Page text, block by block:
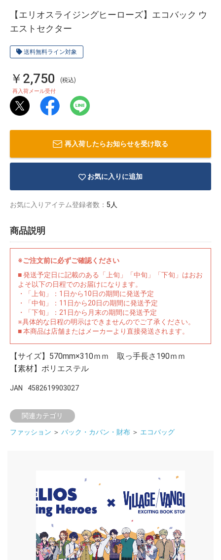
送料無料ライン対象
【エリオスライジングヒーローズ】エコバック ウ
エストセクター
￥2,750 (税込)
再入荷メール受付
再入荷したらお知らせを受け取る
お気に入りに追加
お気に入りアイテム登録者数： 5人
商品説明
※ご注文前に必ずご確認ください
■ 発送予定日に記載のある「上旬」「中旬」「下旬」はおお
よそ以下の日程でのお届けになります。
・「上旬」：1日から10日の期間に発送予定
・「中旬」：11日から20日の期間に発送予定
・「下旬」：21日から月末の期間に発送予定
※具体的な日程の明示はできませんのでご了承ください。
■ 本商品は店舗またはメーカーより直接発送されます。
【サイズ】570mm×310ｍｍ 取っ手長さ190ｍｍ
【素材】ポリエステル
JAN 4582619903027
関連カテゴリ
ファッション ＞ バック・カバン・財布 ＞ エコバッグ
イラストレ
ーター
アダルトグ
ッズ